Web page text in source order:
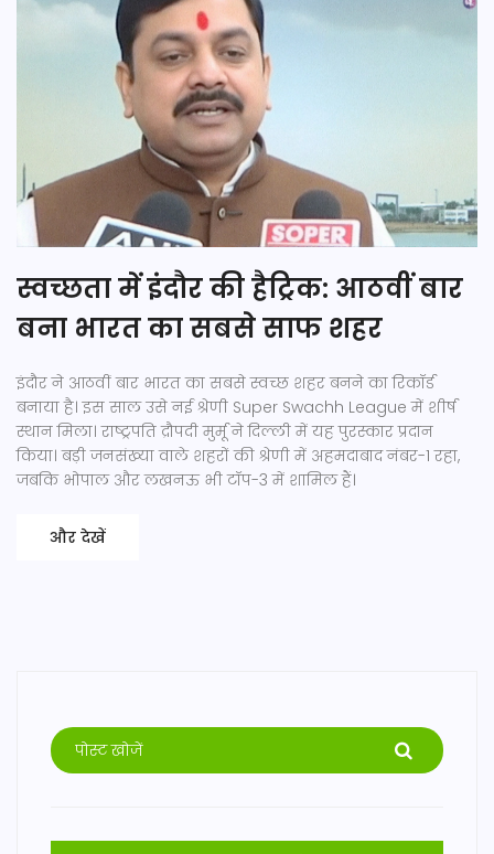
स्वच्छता में इंदौर की हैट्रिक: आठवीं बार
बना भारत का सबसे साफ शहर
इंदौर ने आठवीं बार भारत का सबसे स्वच्छ शहर बनने का रिकॉर्ड
बनाया है। इस साल उसे नई श्रेणी Super Swachh League में शीर्ष
स्थान मिला। राष्ट्रपति द्रौपदी मुर्मू ने दिल्ली में यह पुरस्कार प्रदान
किया। बड़ी जनसंख्या वाले शहरों की श्रेणी में अहमदाबाद नंबर-1 रहा,
जबकि भोपाल और लखनऊ भी टॉप-3 में शामिल हैं।
और देखें